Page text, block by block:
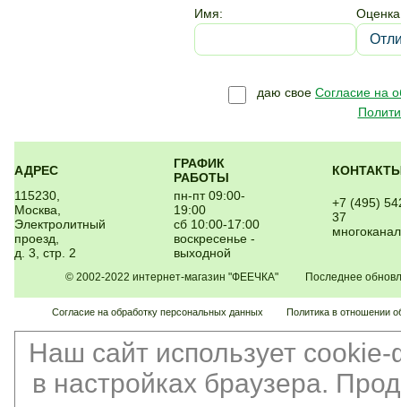
Имя:
даю свое Согласие на
АДРЕС
ГРАФИК
РАБОТЫ
115230,
Москва,
Электролитный
проезд,
д. 3, стр. 2
пн-пт 09:00-
19:00
сб 10:00-17:00
воскресенье -
выходной
+7 (495)
37
© 2002-2022 интернет-магазин "ФЕЕЧКА" Последнее
Согласие на обработку персональных данных Политика в отношении
Наш сайт использует
в настройках браузера.